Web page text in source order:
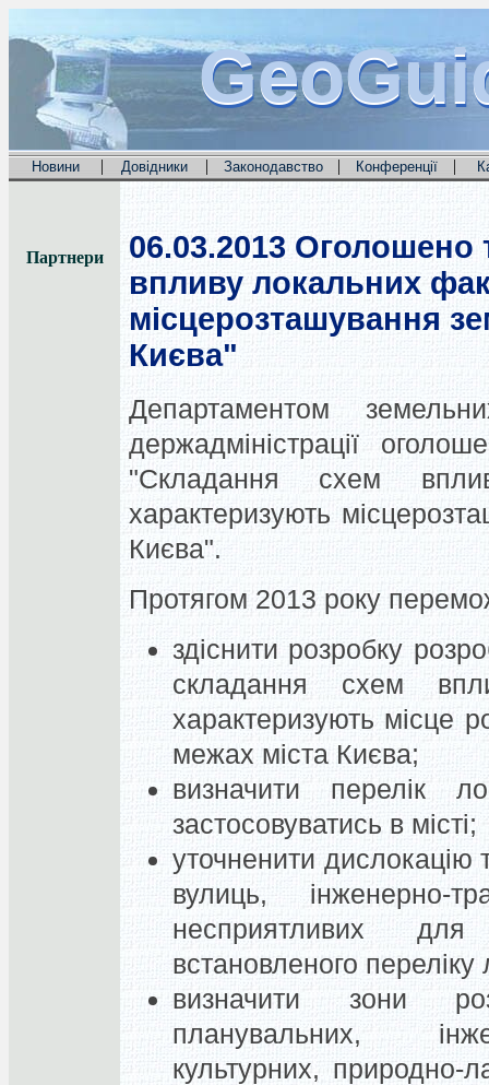
Новини | Довідники | Законодавство | Конференції |
Партнери 06.03.2013 Оголошено
впливу локальних
місцерозташування
Києва"
Департаментом
держадміністрації
"Складання схем
характеризують
Києва".
Протягом 2013 року
здіснити розробку
складання схем
характеризують місце
межах міста Києва;
визначити перелік
застосовуватись в місті;
уточненити дислокацію
вулиць, інженерно-
несприятливих
встановленого
визначити зони
планувальних,
культурних, природно-